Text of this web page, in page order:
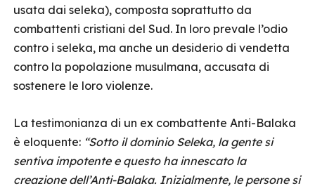
usata dai seleka), composta soprattutto da
combattenti cristiani del Sud. In loro prevale l’odio
contro i seleka, ma anche un desiderio di vendetta
contro la popolazione musulmana, accusata di
sostenere le loro violenze.
La testimonianza di un ex combattente Anti-Balaka
è eloquente: “Sotto il dominio Seleka, la gente si
sentiva impotente e questo ha innescato la
creazione dell’Anti-Balaka. Inizialmente, le persone si